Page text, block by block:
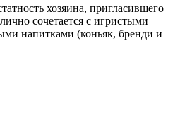
хозяина, пригласившего
сочетается с игристыми
напитками (коньяк, бренди и